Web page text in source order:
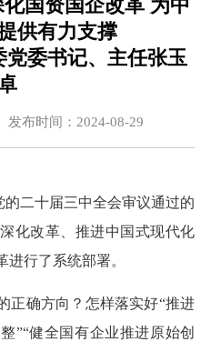
国资国企改革 为中
供有力支撑
委书记、主任张玉
布时间：2024-08-29
的二十届三中全会审议通过的
化改革、推进中国式现代化
行了系统部署。
正确方向？怎样落实好“推进
”“健全国有企业推进原始创